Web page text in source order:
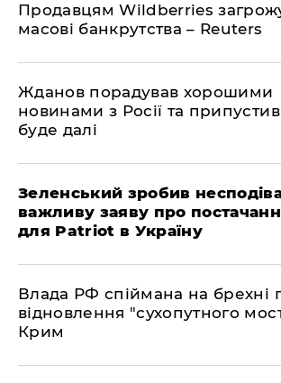
Продавцям Wildberries
масові банкрутства – Reuters
Жданов порадував хорошими
новинами з Росії та
буде далі
Зеленський зробив
важливу заяву про
для Patriot в Україну
Влада РФ спіймана на брехні
відновлення "сухопутного
Крим